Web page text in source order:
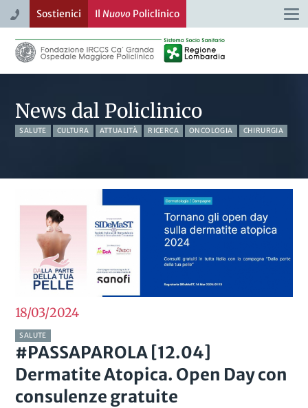
Sostienici Il NuovoPoliclinico
News dal Policlinico
SALUTE CULTURA ATTUALITÀ RICERCA ONCOLOGIA CHIRURGIA
18/032024
SALUTE
#PASSAPAROLA [12.04]
Dermatite Atopica. Open Day con
consulenze gratuite